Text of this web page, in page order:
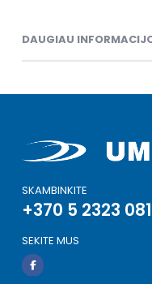
DAUGIAU
SKAMBINKITE
+370 5 2323 081
SEKITE MUS